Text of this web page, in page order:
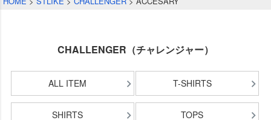
CHALLENGER（チャレンジャー）
ALL ITEM T-SHIRTS
SHIRTS TOPS